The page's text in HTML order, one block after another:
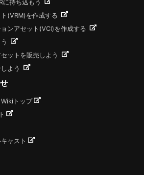
に持ち込もう
(VRM)を作成する
ンアセット(VCI)を作成する
ットを販売しよう
よう
トップ
ャスト